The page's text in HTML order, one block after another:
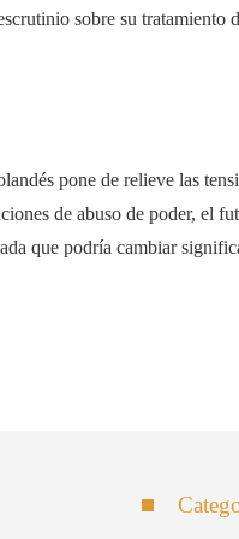
sobre su tratamiento
pone de relieve las
de abuso de poder, el
que podría cambiar